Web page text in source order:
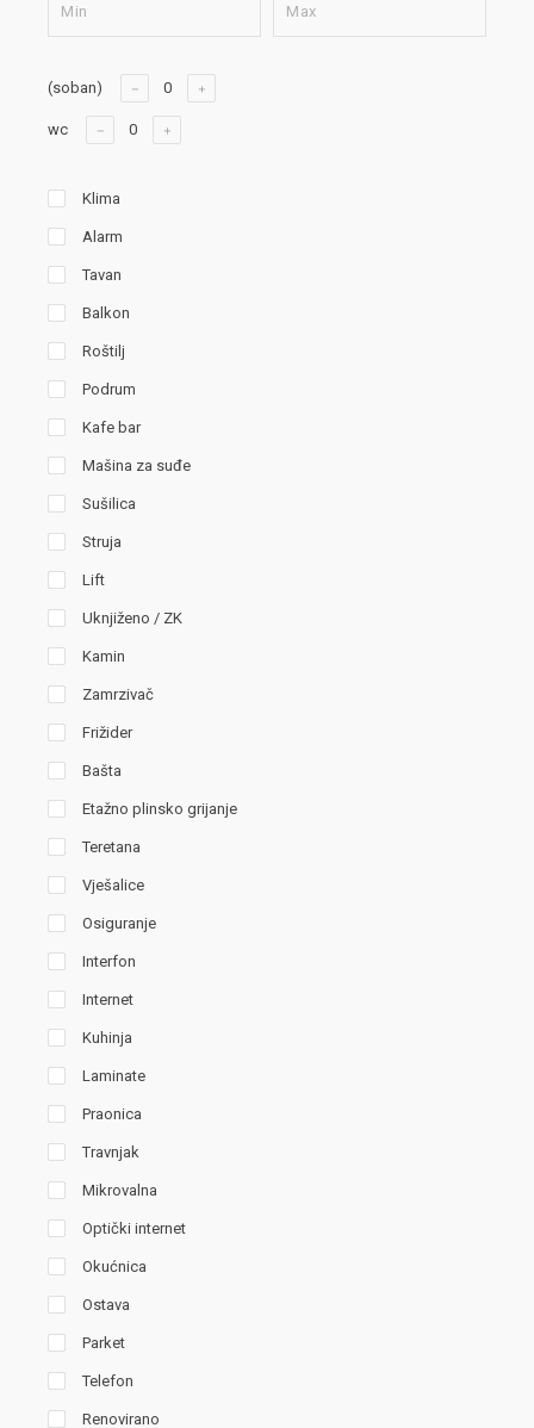
(soban)
wc
Klima
Alarm
Tavan
Balkon
Roštilj
Podrum
Kafe bar
Mašina za suđe
Sušilica
Struja
Lift
Uknjiženo / ZK
Kamin
Zamrzivač
Frižider
Bašta
Etažno plinsko grijanje
Teretana
Vješalice
Osiguranje
Interfon
Internet
Kuhinja
Laminate
Praonica
Travnjak
Mikrovalna
Optički internet
Okućnica
Ostava
Parket
Telefon
Renovirano